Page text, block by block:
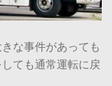
な事件があっても
ても通常運転に戻